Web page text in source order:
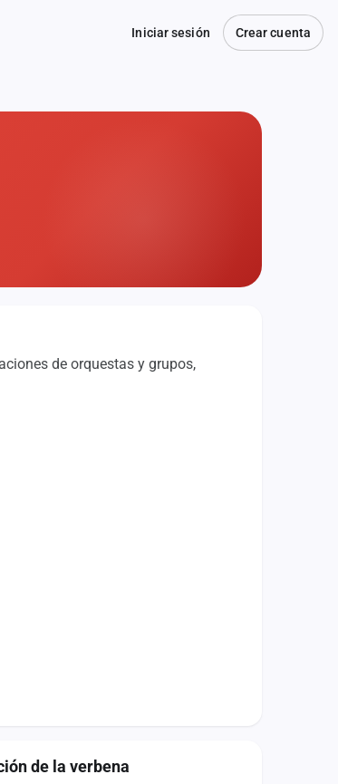
Iniciar sesión Crear cuenta
de orquestas y grupos,
de la verbena